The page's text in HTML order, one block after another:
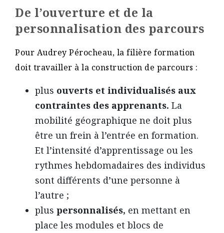
De l’ouverture et de la
personnalisation des parcours
Pour Audrey Pérocheau, la filière formation
doit travailler à la construction de parcours :
plus ouverts et individualisés aux
contraintes des apprenants. La
mobilité géographique ne doit plus
être un frein à l’entrée en formation.
Et l’intensité d’apprentissage ou les
rythmes hebdomadaires des individus
sont différents d’une personne à
l’autre ;
plus personnalisés, en mettant en
place les modules et blocs de